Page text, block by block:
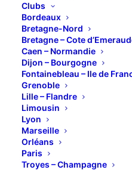
Clubs
Bordeaux
Bretagne-Nord
Bretagne – Cote
Caen – Normandie
Dijon – Bourgogne
Fontainebleau – Ile de
Grenoble
Lille – Flandre
Limousin
Lyon
Marseille
Orléans
Paris
Troyes – Champagne